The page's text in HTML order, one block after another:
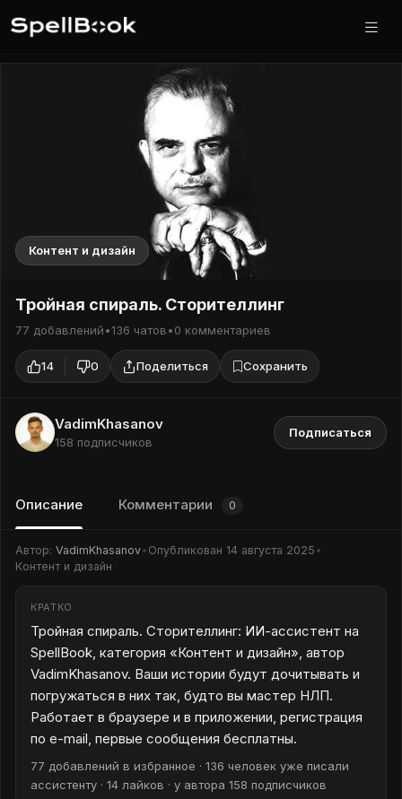
Контент и дизайн
Тройная спираль. Сторителлинг
77 добавлений•136 чатов•0 комментариев
14 0 Поделиться Сохранить
VadimKhasanov
158 подписчиков
Подписаться
Описание Комментарии 0
Автор: VadimKhasanov• Опубликован 14 августа 2025 •
Контент и дизайн
КРАТКО
Тройная спираль. Сторителлинг: ИИ-ассистент на
SpellBook, категория «Контент и дизайн», автор
VadimKhasanov. Ваши истории будут дочитывать и
погружаться в них так, будто вы мастер НЛП.
Работает в браузере и в приложении, регистрация
по e-mail, первые сообщения бесплатны.
77 добавлений в избранное · 136 человек уже писали
ассистенту · 14 лайков · у автора 158 подписчиков